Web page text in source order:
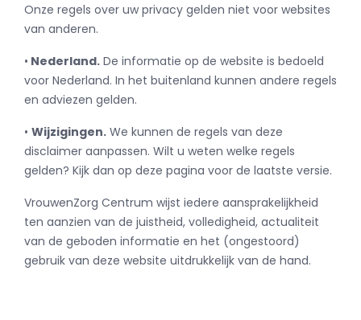
Onze regels over uw privacy gelden niet voor websites
van anderen.
• Nederland. De informatie op de website is bedoeld
voor Nederland. In het buitenland kunnen andere regels
en adviezen gelden.
• Wijzigingen. We kunnen de regels van deze
disclaimer aanpassen. Wilt u weten welke regels
gelden? Kijk dan op deze pagina voor de laatste versie.
VrouwenZorg Centrum wijst iedere aansprakelijkheid
ten aanzien van de juistheid, volledigheid, actualiteit
van de geboden informatie en het (ongestoord)
gebruik van deze website uitdrukkelijk van de hand.